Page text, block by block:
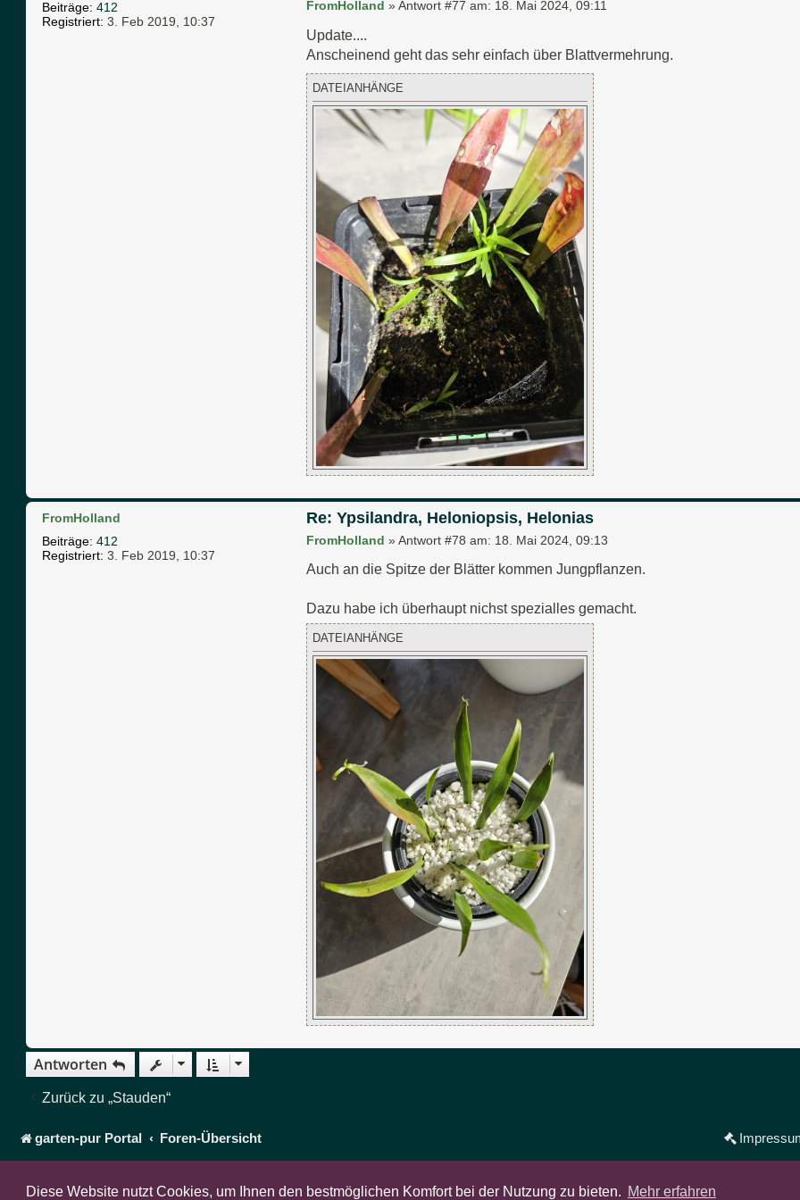
Diese Website nutzt Cookies, um Ihnen den bestmöglichen Komfort bei der Nutzung zu bieten. Mehr erfahren
Beiträge: 412
Registriert: 3. Feb 2019, 10:37
FromHolland »Antwort #77 am: 18. Mai 2024, 09:11
Update....
Anscheinend geht das sehr einfach über Blattvermehrung.
DATEIANHÄNGE
FromHolland
Beiträge: 412
Registriert: 3. Feb 2019, 10:37
Re: Ypsilandra, Heloniopsis, Helonias
FromHolland »Antwort #78 am: 18. Mai 2024, 09:13
Auch an die Spitze der Blätter kommen Jungpflanzen.
Dazu habe ich überhaupt nichst spezialles gemacht.
DATEIANHÄNGE
Antworten
Zurück zu „Stauden“
garten-pur Portal Foren-Übersicht
Deutsche Übersetzung durchphpBB.de